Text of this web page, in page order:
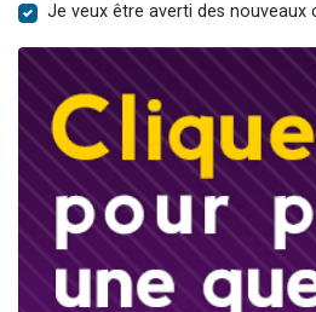
Je veux être averti des nouveaux